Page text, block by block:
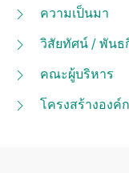
ความเป็นมา
วิสัยทัศน์ / พันธ
คณะผู้บริหาร
โครงสร้างองค์